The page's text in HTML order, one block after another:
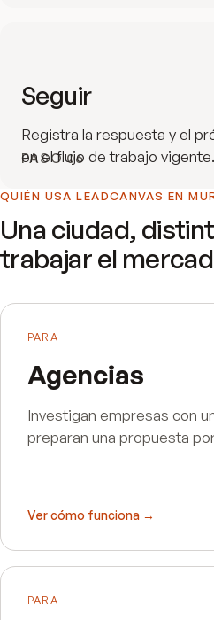
PASO06
Seguir
Registra la respuesta y el
en el flujo de trabajo vigente.
QUIÉN USA LEADCANVAS EN
Una ciudad,
trabajar el
PARA
Agencias
Investigan empresas con
preparan una propuesta
Ver cómo funciona →
PARA